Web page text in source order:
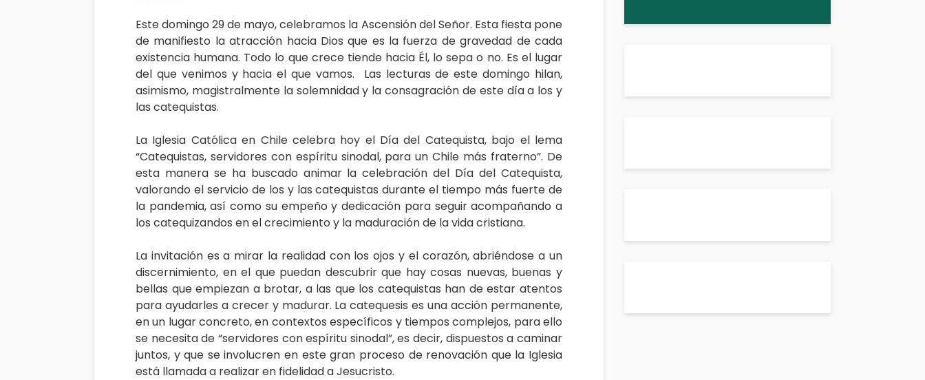
Este domingo 29 de mayo, celebramos la Ascensión del Señor. Esta fiesta pone
de manifiesto la atracción hacia Dios que es la fuerza de gravedad de cada
existencia humana. Todo lo que crece tiende hacia Él, lo sepa o no. Es el lugar
del que venimos y hacia el que vamos. Las lecturas de este domingo hilan,
asimismo, magistralmente la solemnidad y la consagración de este día a los y
las catequistas.
La Iglesia Católica en Chile celebra hoy el Día del Catequista, bajo el lema
“Catequistas, servidores con espíritu sinodal, para un Chile más fraterno”. De
esta manera se ha buscado animar la celebración del Día del Catequista,
valorando el servicio de los y las catequistas durante el tiempo más fuerte de
la pandemia, así como su empeño y dedicación para seguir acompañando a
los catequizandos en el crecimiento y la maduración de la vida cristiana.
La invitación es a mirar la realidad con los ojos y el corazón, abriéndose a un
discernimiento, en el que puedan descubrir que hay cosas nuevas, buenas y
bellas que empiezan a brotar, a las que los catequistas han de estar atentos
para ayudarles a crecer y madurar. La catequesis es una acción permanente,
en un lugar concreto, en contextos específicos y tiempos complejos, para ello
se necesita de “servidores con espíritu sinodal”, es decir, dispuestos a caminar
juntos, y que se involucren en este gran proceso de renovación que la Iglesia
está llamada a realizar en fidelidad a Jesucristo.